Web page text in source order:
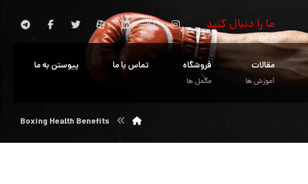
ما را دنبال کنید
مقالات
آموزش ها
فروشگاه
مکمل ها
تماس با ما پیوستن به ما
Boxing Health Benefits